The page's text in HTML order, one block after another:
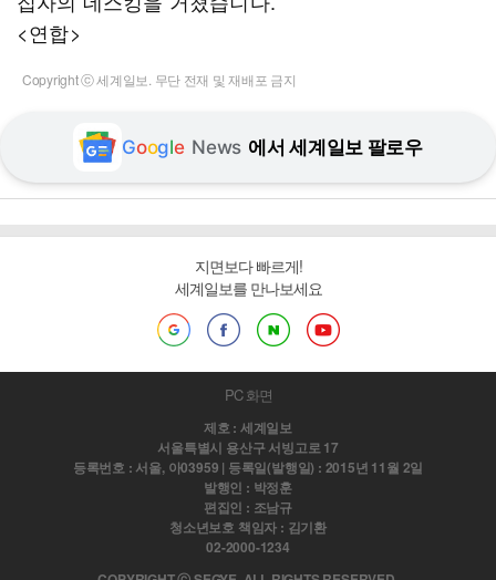
<연합>
Copyright ⓒ 세계일보. 무단 전재 및 재배포 금지
Google News 에서 세계일보 팔로우
지면보다 빠르게!
세계일보를 만나보세요
PC 화면
제호 : 세계일보
서울특별시 용산구 서빙고로 17
등록번호 : 서울, 아03959 | 등록일(발행일) : 2015년 11월 2일
발행인 : 박정훈
편집인 : 조남규
청소년보호 책임자 : 김기환
02-2000-1234